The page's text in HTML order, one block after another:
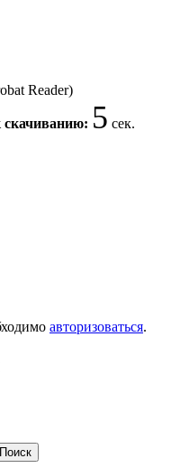
Reader)
скачиванию: 5 сек.
авторизоваться.